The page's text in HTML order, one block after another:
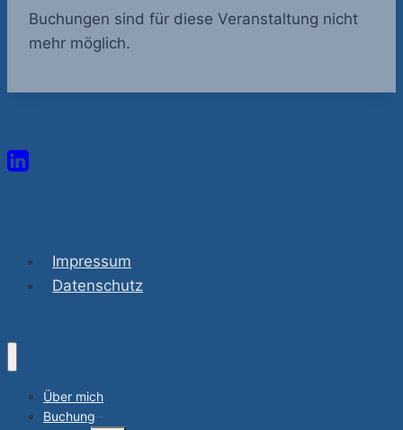
Buchungen sind für diese Veranstaltung nicht
mehr möglich.
Impressum
Datenschutz
Über mich
Buchung